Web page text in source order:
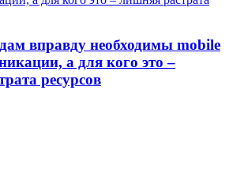
вправду необходимы mobile
а для кого это –
ресурсов